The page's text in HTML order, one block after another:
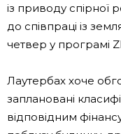
із приводу
до співпраці із
четвер у програмі
Лаутербах хоче
заплановані
відповідним